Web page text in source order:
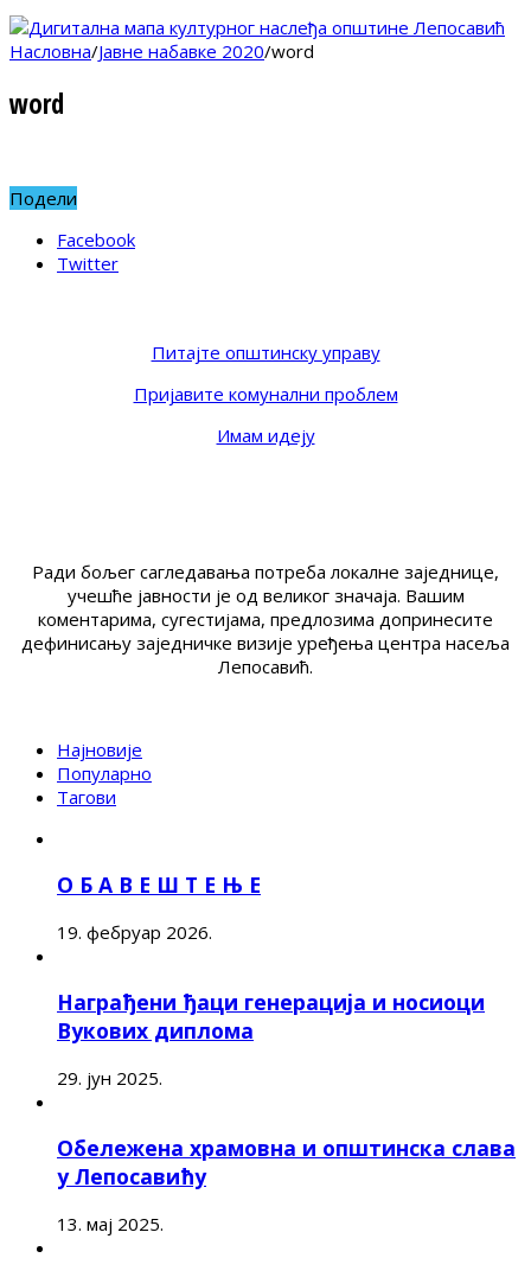
Насловна/Јавне набавке 2020/word
word
Подели
Facebook
Twitter
Питајте општинску управу
Пријавите комунални проблем
Имам идеју
Ради бољег сагледавања потреба локалне заједнице,
учешће јавности је од великог значаја. Вашим
коментарима, сугестијама, предлозима допринесите
дефинисању заједничке визије уређења центра насеља
Лепосавић.
Најновије
Популарно
Тагови
О Б А В Е Ш Т Е Њ Е
19. фебруар 2026.
Награђени ђаци генерација и носиоци
Вукових диплома
29. јун 2025.
Обележена храмовна и општинска слава
у Лепосавићу
13. мај 2025.